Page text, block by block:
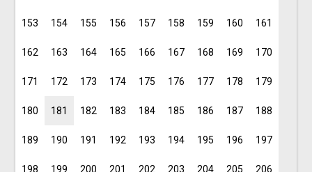
153 154 155 156 157 158 159 160 161
162 163 164 165 166 167 168 169 170
171 172 173 174 175 176 177 178 179
180 181 182 183 184 185 186 187 188
189 190 191 192 193 194 195 196 197
198 199 200 201 202 203 204 205 206